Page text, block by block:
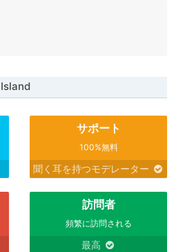
サポート
100%無料
聞く耳を持つモデレーター
訪問者
頻繁に訪問される
最高